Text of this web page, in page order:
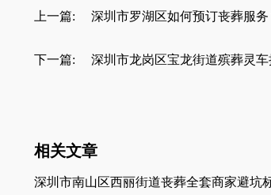
上一篇: 深圳市罗湖区如何预订丧葬服
下一篇: 深圳市龙岗区宝龙街道殡葬灵
相关文章
深圳市南山区西丽街道丧葬全套商家避坑